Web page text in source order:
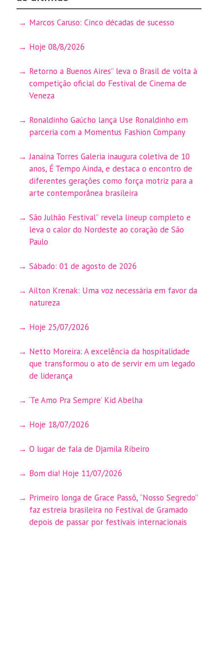
Marcos Caruso: Cinco décadas de sucesso
Hoje 08/8/2026
Retorno a Buenos Aires” leva o Brasil de volta à
competição oficial do Festival de Cinema de
Veneza
Ronaldinho Gaúcho lança Use Ronaldinho em
parceria com a Momentus Fashion Company
Janaina Torres Galeria inaugura coletiva de 10
anos, É Tempo Ainda, e destaca o encontro de
diferentes gerações como força motriz para a
arte contemporânea brasileira
São Julhão Festival” revela lineup completo e
leva o calor do Nordeste ao coração de São
Paulo
Sábado: 01 de agosto de 2026
Ailton Krenak: Uma voz necessária em favor da
natureza
Hoje 25/07/2026
Netto Moreira: A excelência da hospitalidade
que transformou o ato de servir em um legado
de liderança
‘Te Amo Pra Sempre’ Kid Abelha
Hoje 18/07/2026
O lugar de fala de Djamila Ribeiro
Bom dia! Hoje 11/07/2026
Primeiro longa de Grace Passô, “Nosso Segredo”
faz estreia brasileira no Festival de Gramado
depois de passar por festivais internacionais